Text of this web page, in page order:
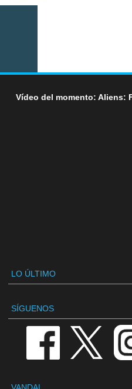
Vídeo del momento: Aliens:
LO ÚLTIMO
SÍGUENOS
VANDAL